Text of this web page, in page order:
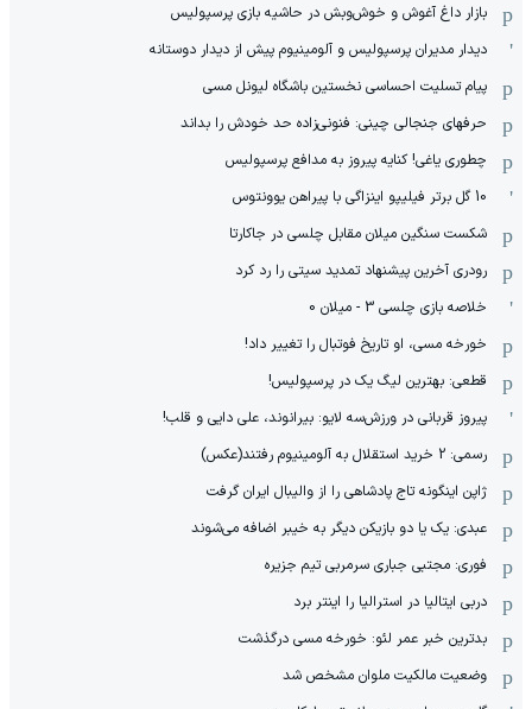
بازار داغ آغوش و خوش‌و‌بش در حاشیه بازی پرسپولیس
دیدار مدیران پرسپولیس و آلومینیوم پیش از دیدار دوستانه
پیام تسلیت احساسی نخستین باشگاه لیونل مسی
حرفهای جنجالی چینی: فنونی‌زاده حد خودش را بداند
چطوری یاغی! کنایه پیروز به مدافع پرسپولیس
10 گل برتر فیلیپو اینزاگی با پیراهن یوونتوس
شکست سنگین میلان مقابل چلسی در جاکارتا
رودری آخرین پیشنهاد تمدید سیتی را رد کرد
خلاصه بازی چلسی 3 - میلان 0
خورخه مسی، او تاریخ فوتبال را تغییر داد!
قطعی: بهترین لیگ یک در پرسپولیس!
پیروز قربانی در ورزش‌سه لایو: بیرانوند، علی دایی و قلب!
رسمی: 2 خرید استقلال به آلومینیوم رفتند(عکس)
ژاپن اینگونه تاج پادشاهی را از والیبال ایران گرفت
عبدی: یک یا دو بازیکن دیگر به خیبر اضافه می‌شوند
فوری: مجتبی جباری سرمربی تیم جزیره
دربی ایتالیا در استرالیا را اینتر برد
بدترین خبر عمر لئو: خورخه مسی درگذشت
وضعیت مالکیت ملوان مشخص شد